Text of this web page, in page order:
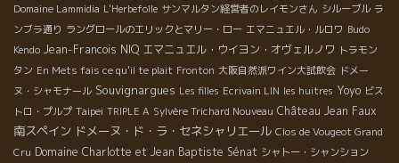
Domaine Lammidia L'Herbefolle サンマルタン経営者のレイモンさん シルーブル ラ
ンブラ通り ラングロールのエリックとマリー・ロー エマニュエル・ルロワ Budo
Kendo Jean-Francois NIQ エマニュエル・ウイヨン・オヴェルノワ トラモン
タン En Mets fais ce qu'il te plait Fronton 大阪自然派ワイン大試飲会 ドメー
ヌ・シャモナール Souvignargues Les filles Ecrivain LIN les huitres Yoyo ビス
トロ・プルプ Taipei TRIPLE A Sylvère Trichard Nouveau Château Jean Faux
南スペイン ドメーヌ・ド・ラ・セネシャリエール Clos de Vougeot Grand
Cru Domaine Charlotte et Jean Baptiste Sénat シャトー・シャンション